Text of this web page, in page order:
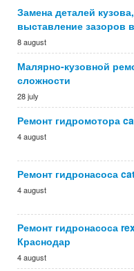
Замена деталей
выставление зазоров
8 august
Малярно-кузовной
сложности
28 july
Ремонт гидромотора
4 august
Ремонт гидронасоса
4 august
Ремонт гидронасоса
Краснодар
4 august